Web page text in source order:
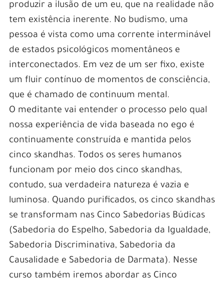
produzir a ilusão de um eu, que na realidade não
tem existência inerente. No budismo, uma
pessoa é vista como uma corrente interminável
de estados psicológicos momentâneos e
interconectados. Em vez de um ser fixo, existe
um fluir contínuo de momentos de consciência,
que é chamado de continuum mental.
O meditante vai entender o processo pelo qual
nossa experiência de vida baseada no ego é
continuamente construída e mantida pelos
cinco skandhas. Todos os seres humanos
funcionam por meio dos cinco skandhas,
contudo, sua verdadeira natureza é vazia e
luminosa. Quando purificados, os cinco skandhas
se transformam nas Cinco Sabedorias Búdicas
(Sabedoria do Espelho, Sabedoria da Igualdade,
Sabedoria Discriminativa, Sabedoria da
Causalidade e Sabedoria de Darmata). Nesse
curso também iremos abordar as Cinco